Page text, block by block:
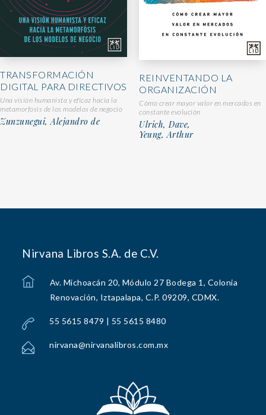
TRANSFORMACIÓN
DIGITAL PARA DIRECTIVOS
Una visión humanista y eficaz hacia la
metamorfosis de los modelos de negocio
Zunzunegui, Alejandro de
REINVENTANDO LA
ORGANIZACIÓN
Cómo crear mayor valor en mercados en
constante evolución
Ulrich, Dave,
Yeung, Arthur
Nirvana Libros S.A. de C.V.
Av. Michoacán 20, Módulo 27 Bodega 1, Colonia
Renovación, Iztapalapa, C.P. 09209, CDMX.
55 5615 8479 | 55 5615 8480
nirvana@nirvanalibros.com.mx